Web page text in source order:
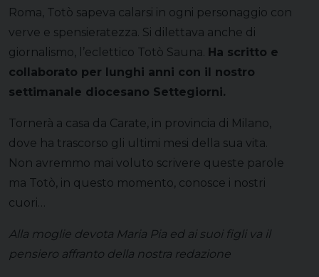
Roma, Totò sapeva calarsi in ogni personaggio con
verve e spensieratezza. Si dilettava anche di
giornalismo, l’eclettico Totò Sauna. Ha scritto e
collaborato per lunghi anni con il nostro
settimanale diocesano Settegiorni.
Tornerà a casa da Carate, in provincia di Milano,
dove ha trascorso gli ultimi mesi della sua vita.
Non avremmo mai voluto scrivere queste parole
ma Totò, in questo momento, conosce i nostri
cuori…
Alla moglie devota Maria Pia ed ai suoi figli va il
pensiero affranto della nostra redazione